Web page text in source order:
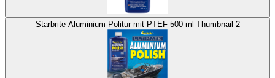
Starbrite Aluminium-Politur mit PTEF 500 ml Thumbnail 2